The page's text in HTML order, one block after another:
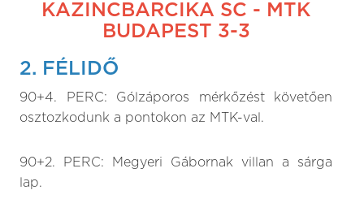
KAZINCBARCIKA SC - MTK
BUDAPEST 3-3
2. FÉLIDŐ
90+4. PERC: Gólzáporos mérkőzést követően
osztozkodunk a pontokon az MTK-val.
90+2. PERC: Megyeri Gábornak villan a sárga
lap.